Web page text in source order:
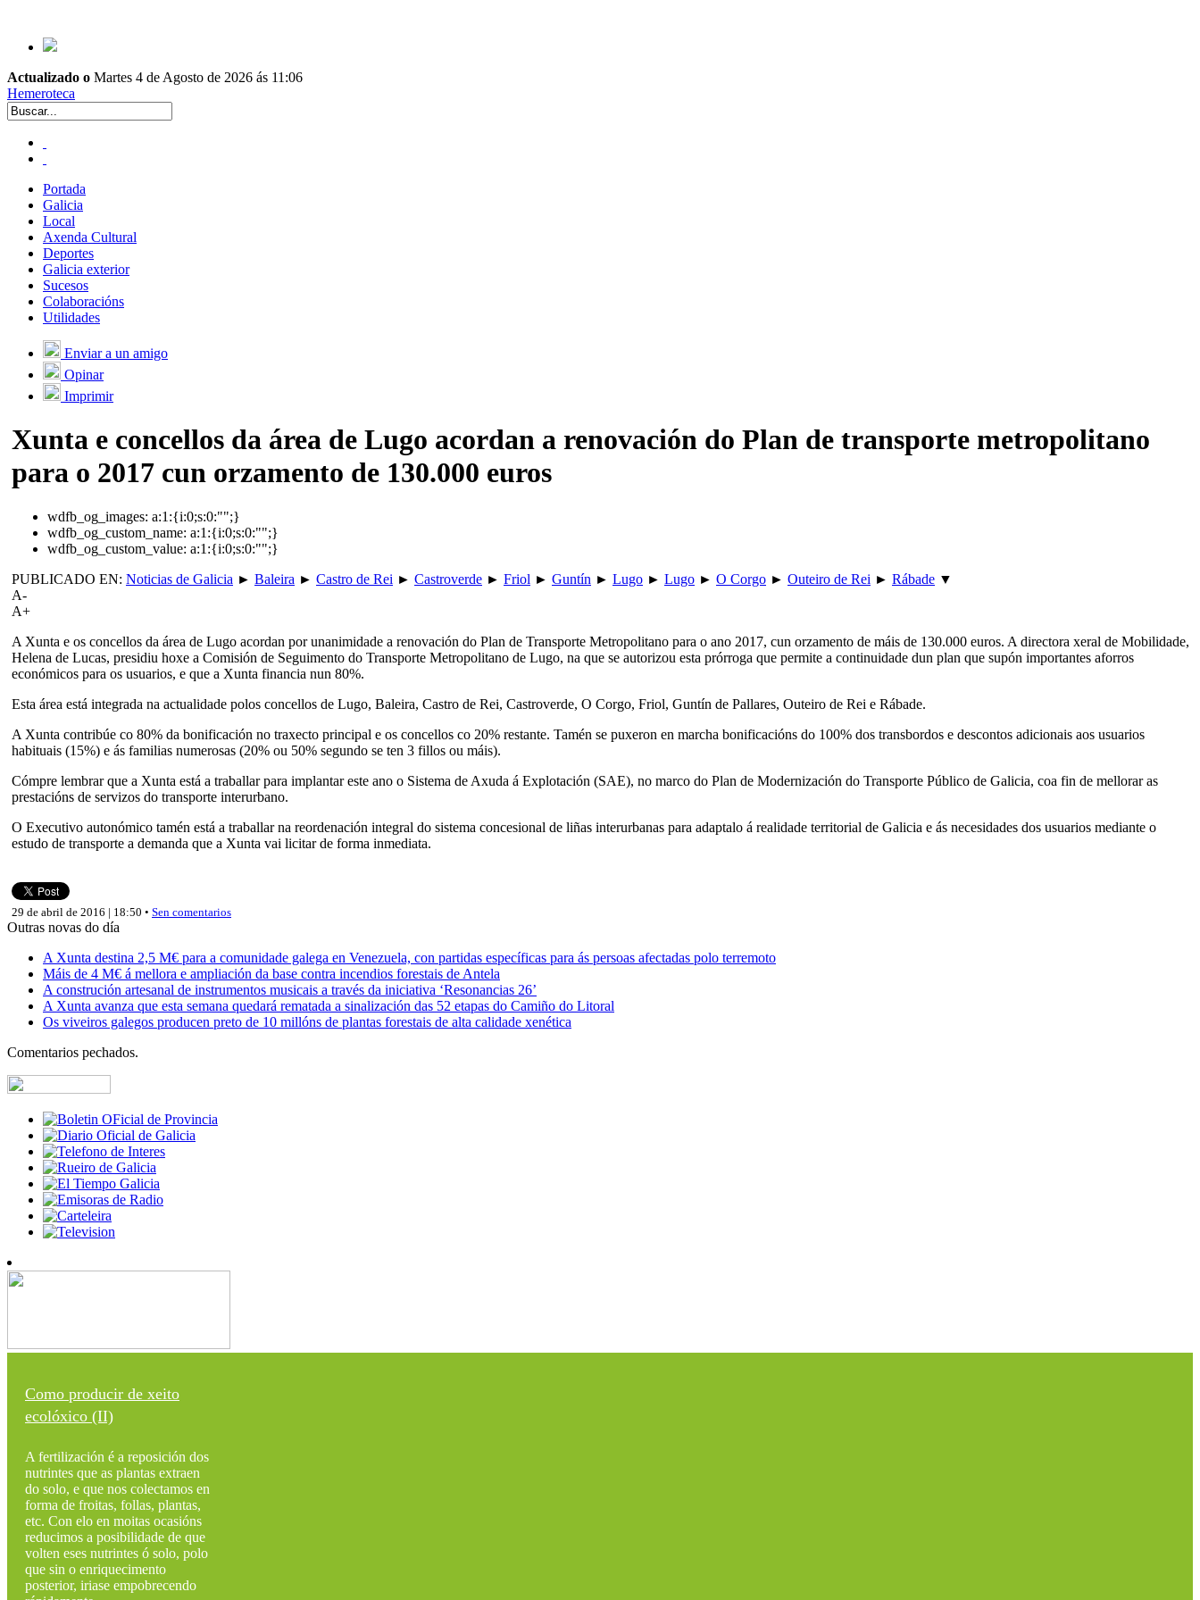
Actualizado o Martes 4 de Agosto de 2026 ás 11:06
Hemeroteca
Portada
Galicia
Local
Axenda Cultural
Deportes
Galicia exterior
Sucesos
Colaboracións
Utilidades
Enviar a un amigo
Opinar
Imprimir
Xunta e concellos da área de Lugo acordan a renovación do Plan de transporte metropolitano
para o 2017 cun orzamento de 130.000 euros
wdfb_og_images: a:1:{i:0;s:0:"";}
wdfb_og_custom_name: a:1:{i:0;s:0:"";}
wdfb_og_custom_value: a:1:{i:0;s:0:"";}
PUBLICADO EN: Noticias de Galicia ► Baleira ► Castro de Rei ► Castroverde ► Friol ► Guntín ► Lugo ► Lugo ► O Corgo ► Outeiro de Rei ► Rábade ▼
A-
A+
A Xunta e os concellos da área de Lugo acordan por unanimidade a renovación do Plan de Transporte Metropolitano para o ano 2017, cun orzamento de máis de 130.000 euros. A directora xeral de Mobilidade,
Helena de Lucas, presidiu hoxe a Comisión de Seguimento do Transporte Metropolitano de Lugo, na que se autorizou esta prórroga que permite a continuidade dun plan que supón importantes aforros
económicos para os usuarios, e que a Xunta financia nun 80%.
Esta área está integrada na actualidade polos concellos de Lugo, Baleira, Castro de Rei, Castroverde, O Corgo, Friol, Guntín de Pallares, Outeiro de Rei e Rábade.
A Xunta contribúe co 80% da bonificación no traxecto principal e os concellos co 20% restante. Tamén se puxeron en marcha bonificacións do 100% dos transbordos e descontos adicionais aos usuarios
habituais (15%) e ás familias numerosas (20% ou 50% segundo se ten 3 fillos ou máis).
Cómpre lembrar que a Xunta está a traballar para implantar este ano o Sistema de Axuda á Explotación (SAE), no marco do Plan de Modernización do Transporte Público de Galicia, coa fin de mellorar as
prestacións de servizos do transporte interurbano.
O Executivo autonómico tamén está a traballar na reordenación integral do sistema concesional de liñas interurbanas para adaptalo á realidade territorial de Galicia e ás necesidades dos usuarios mediante o
estudo de transporte a demanda que a Xunta vai licitar de forma inmediata.
29 de abril de 2016 | 18:50 • Sen comentarios
Outras novas do día
A Xunta destina 2,5 M€ para a comunidade galega en Venezuela, con partidas específicas para ás persoas afectadas polo terremoto
Máis de 4 M€ á mellora e ampliación da base contra incendios forestais de Antela
A construción artesanal de instrumentos musicais a través da iniciativa ‘Resonancias 26’
A Xunta avanza que esta semana quedará rematada a sinalización das 52 etapas do Camiño do Litoral
Os viveiros galegos producen preto de 10 millóns de plantas forestais de alta calidade xenética
Comentarios pechados.
Como producir de xeito
ecolóxico (II)
A fertilización é a reposición dos
nutrintes que as plantas extraen
do solo, e que nos colectamos en
forma de froitas, follas, plantas,
etc. Con elo en moitas ocasións
reducimos a posibilidade de que
volten eses nutrintes ó solo, polo
que sin o enriquecimento
posterior, iriase empobrecendo